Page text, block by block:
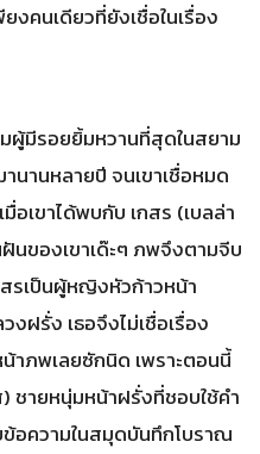
คนเดียวที่ยังเชื่อในเรื่อง
ผู้มีรอยยิ้มหวานที่สุดในสยาม
านหลายปี จนเขาเชื่อหมด
อเขาได้พบกับ เกสร (เบลล่า
ของเขาเด๊ะๆ ภพจึงตามจีบ
รเป็นผู้หญิงหัวก้าวหน้า
งฝรั่ง เธอจึงไม่เชื่อเรื่อง
าภพเลยซักนิด เพราะตอนนี้
ชายหนุ่มหน้าฝรั่งที่ชอบใช้คำ
ความในสมุดบันทึกโบราณ